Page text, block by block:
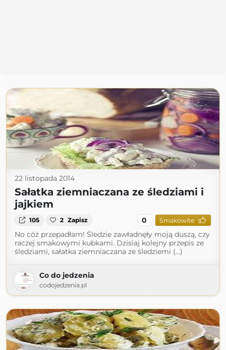
22 listopada 2014
Sałatka ziemniaczana ze śledziami i
jajkiem
105 2 Zapisz 0 Smakowite
No cóż przepadłam! Śledzie zawładnęły moją duszą, czy
raczej smakowymi kubkami. Dzisiaj kolejny przepis ze
śledziami, sałatka ziemniaczana ze śledziemi (...)
Co do jedzenia
codojedzenia.pl